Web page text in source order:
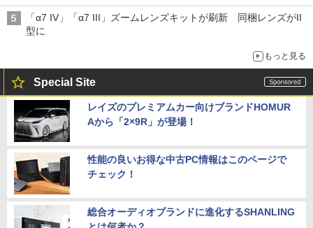
「α7 IV」「α7 III」ズームレンズキットが刷新 同梱レンズがII
型に
もっと見る
Special Site
レイズのプレミアムカー向けブランドHOMUR
Aから「2×9R」が登場！
性能の良いお得な中古PC情報はこのページで
チェック！
総合オーディオブランドに進化するSHANLING